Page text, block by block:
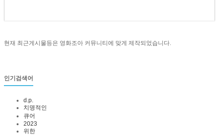
현재 최근게시물등은 영화조아 커뮤니티에 맞게 제작되었습니다.
인기검색어
d.p.
치명적인
큐어
2023
위한